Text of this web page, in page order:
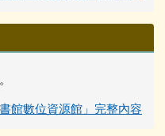
館數位資源館」完整內容